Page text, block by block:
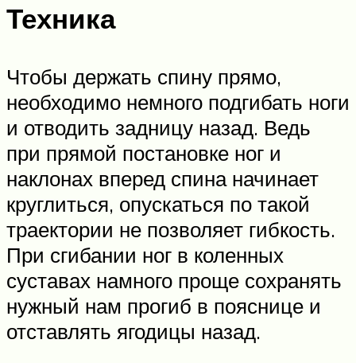
Техника
Чтобы держать спину прямо,
необходимо немного подгибать ноги
и отводить задницу назад. Ведь
при прямой постановке ног и
наклонах вперед спина начинает
круглиться, опускаться по такой
траектории не позволяет гибкость.
При сгибании ног в коленных
суставах намного проще сохранять
нужный нам прогиб в пояснице и
отставлять ягодицы назад.